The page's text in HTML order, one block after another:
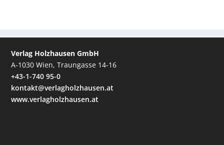
Verlag Holzhausen GmbH
A-1030 Wien, Traungasse 14-16
+43-1-740 95-0
kontakt@verlagholzhausen.at
www.verlagholzhausen.at